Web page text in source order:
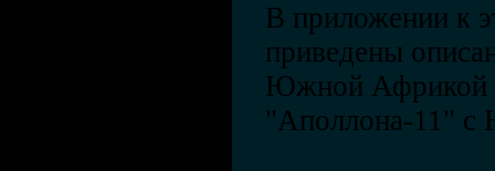
В приложении к
приведены
Южной Африкой
"Аполлона-11" с